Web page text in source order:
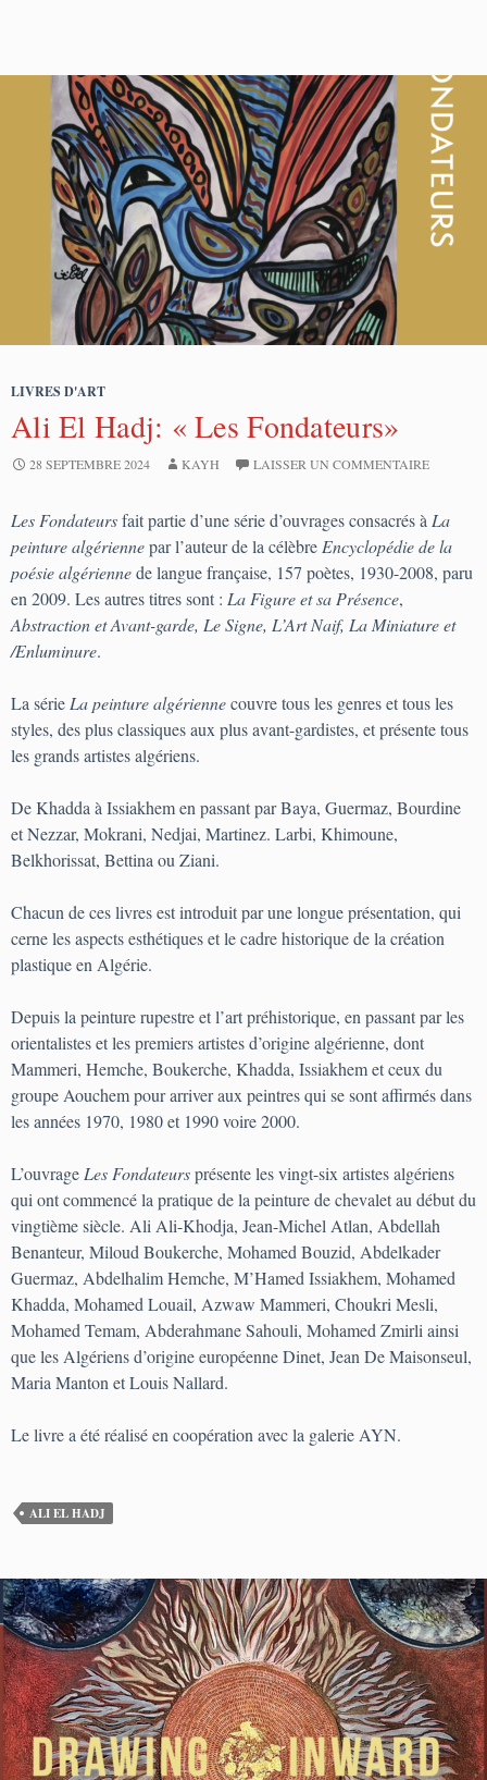
LIVRES D'ART
Ali El Hadj: « Les Fondateurs»
28 SEPTEMBRE 2024 KAYH LAISSER UN COMMENTAIRE
Les Fondateursfait partie d’une série d’ouvrages consacrés à La
peinture algériennepar l’auteur de la célèbre Encyclopédie de la
poésie algériennede langue française, 157 poètes, 1930-2008, paru
en 2009. Les autres titres sont : La Figure et sa Présence,
Abstraction et Avant-garde, Le Signe, L’Art Naif, La Miniature et
/Enluminure.
La série La peinture algériennecouvre tous les genres et tous les
styles, des plus classiques aux plus avant-gardistes, et présente tous
les grands artistes algériens.
De Khadda à Issiakhem en passant par Baya, Guermaz, Bourdine
et Nezzar, Mokrani, Nedjai, Martinez. Larbi, Khimoune,
Belkhorissat, Bettina ou Ziani.
Chacun de ces livres est introduit par une longue présentation, qui
cerne les aspects esthétiques et le cadre historique de la création
plastique en Algérie.
Depuis la peinture rupestre et l’art préhistorique, en passant par les
orientalistes et les premiers artistes d’origine algérienne, dont
Mammeri, Hemche, Boukerche, Khadda, Issiakhem et ceux du
groupe Aouchem pour arriver aux peintres qui se sont affirmés dans
les années 1970, 1980 et 1990 voire 2000.
L’ouvrage Les Fondateursprésente les vingt-six artistes algériens
qui ont commencé la pratique de la peinture de chevalet au début du
vingtième siècle. Ali Ali-Khodja, Jean-Michel Atlan, Abdellah
Benanteur, Miloud Boukerche, Mohamed Bouzid, Abdelkader
Guermaz, Abdelhalim Hemche, M’Hamed Issiakhem, Mohamed
Khadda, Mohamed Louail, Azwaw Mammeri, Choukri Mesli,
Mohamed Temam, Abderahmane Sahouli, Mohamed Zmirli ainsi
que les Algériens d’origine européenne Dinet, Jean De Maisonseul,
Maria Manton et Louis Nallard.
Le livre a été réalisé en coopération avec la galerie AYN.
ALI EL HADJ